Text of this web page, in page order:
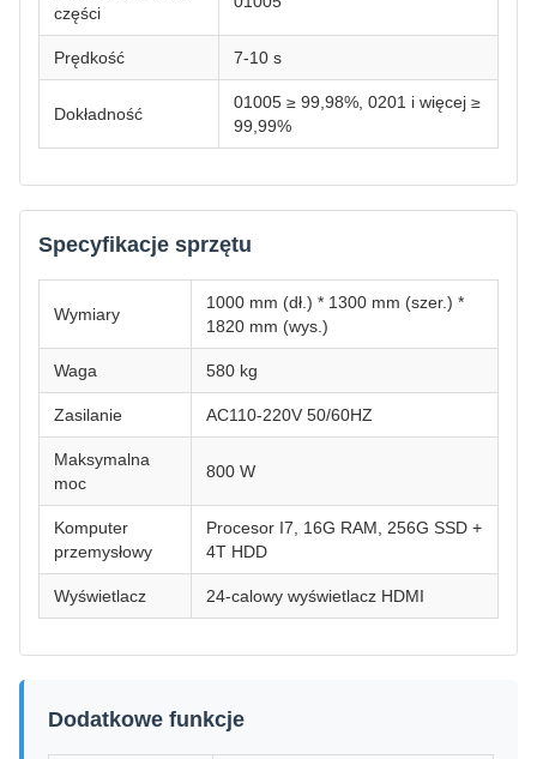
części
Prędkość 7-10 s
Dokładność
01005 ≥ 99,98%, 0201 i więcej ≥
99,99%
Specyfikacje sprzętu
Wymiary
1000 mm (dł.) * 1300 mm (szer.) *
1820 mm (wys.)
Waga 580 kg
Zasilanie AC110-220V 50/60HZ
Maksymalna
moc
800 W
Komputer
przemysłowy
Procesor I7, 16G RAM, 256G SSD +
4T HDD
Wyświetlacz 24-calowy wyświetlacz HDMI
Dodatkowe funkcje